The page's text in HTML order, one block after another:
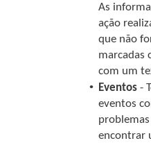
As
ação
que não
marcadas
com um
• Eventos -
eventos
encontrar